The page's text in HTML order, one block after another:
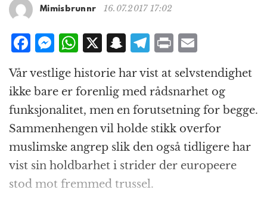
g
t
n
Mimisbrunnr 16.07.2017 17:02
F
c
e
b
o
o
k
M
e
ss
e
n
g
e
r
W
h
at
s
A
p
p
X S
a
p
c
h
at
T
e
g
r
a
m
P
ri
n
t
ai
l
Vår vestlige historie har vist at selvstendighet
ikke bare er forenlig med rådsnarhet og
funksjonalitet, men en forutsetning for begge.
Sammenhengen vil holde stikk overfor
muslimske angrep slik den også tidligere har
vist sin holdbarhet i strider der europeere
stod mot fremmed trussel.